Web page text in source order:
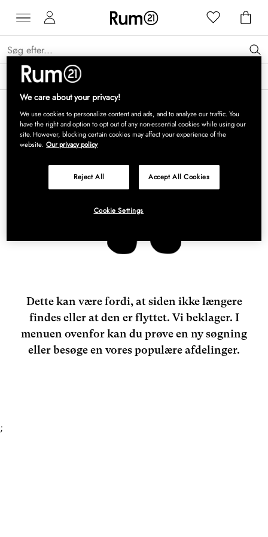
Få 15 % på Grythyttan Stålmöbler* →
Dette kan være fordi, at siden ikke længere
findes eller at den er flyttet. Vi beklager. I
menuen ovenfor kan du prøve en ny søgning
eller besøge en vores populære afdelinger.
;
We care about your privacy!
We use cookies to personalize content and ads, and to analyze our traffic. You
have the right and option to opt out of any non-essential cookies while using our
site. However, blocking certain cookies may affect your experience of the
website. Our privacy policy
Reject All Accept All Cookies
Cookie Settings